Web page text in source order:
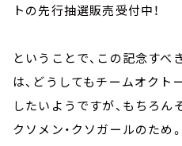
トの先行抽選販売受付中！
ということで、この記念すべ
は、どうしてもチームオク
したいようですが、もちろん
クソメン・クソガールのため。